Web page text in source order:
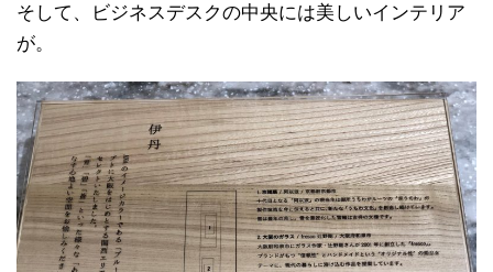
そして、ビジネスデスクの中央には美しいインテリア
が。